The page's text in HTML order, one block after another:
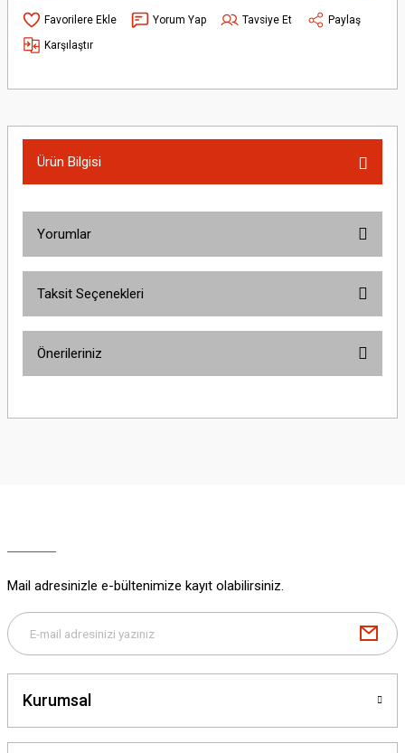
Yorum Yap Tavsiye Et
Paylaş
Karşılaştır
Ürün Bilgisi
Yorumlar
Taksit Seçenekleri
Önerileriniz
yetersiz gördüğünüz noktaları öneri formunu kullanarak tarafımıza
Bu ürüne benzer farklı alternatifler olmalı.
Mail adresinizle e-bültenimize kayıt olabilirsiniz.
Kurumsal